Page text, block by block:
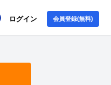
ログイン 会員登録(無料)